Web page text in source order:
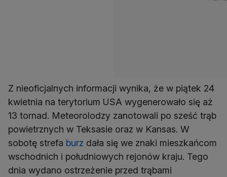
Z nieoficjalnych informacji wynika, że w piątek 24
kwietnia na terytorium USA wygenerowało się aż
13 tornad. Meteorolodzy zanotowali po sześć trąb
powietrznych w Teksasie oraz w Kansas. W
sobotę strefa burz dała się we znaki mieszkańcom
wschodnich i południowych rejonów kraju. Tego
dnia wydano ostrzeżenie przed trąbami